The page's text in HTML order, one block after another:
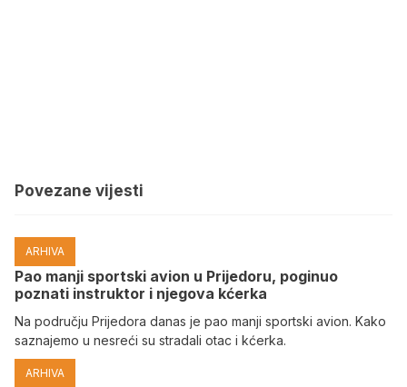
Povezane vijesti
ARHIVA
Pao manji sportski avion u Prijedoru, poginuo
poznati instruktor i njegova kćerka
Na području Prijedora danas je pao manji sportski avion. Kako
saznajemo u nesreći su stradali otac i kćerka.
ARHIVA